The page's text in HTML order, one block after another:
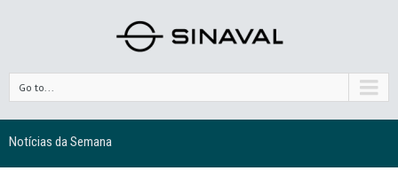
Go to...
Notícias da Semana